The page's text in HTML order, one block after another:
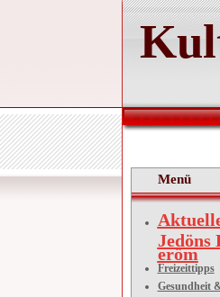
Menü
Jedöns
eröm
Freizeittipps
Gesundheit